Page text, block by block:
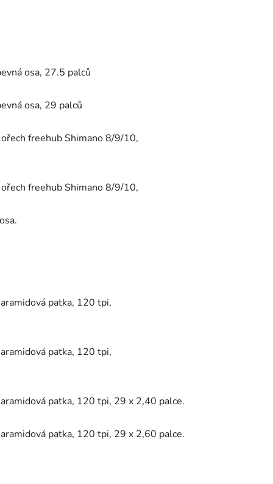
osa, 27.5 palců
osa, 29 palců
freehub Shimano 8/9/10,
freehub Shimano 8/9/10,
patka, 120 tpi,
patka, 120 tpi,
patka, 120 tpi, 29 x 2,40 palce.
patka, 120 tpi, 29 x 2,60 palce.